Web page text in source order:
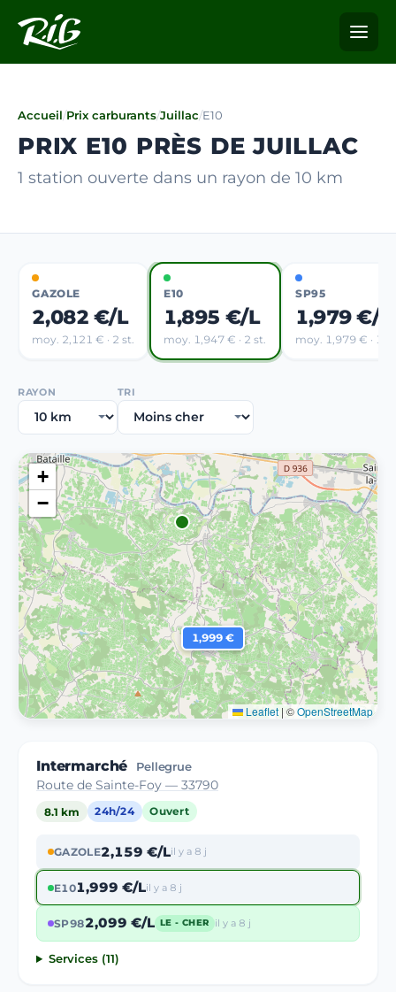
Accueil/Prix carburants/Juillac/E10
PRIX E10 PRÈS DE JUILLAC
1 station ouverte dans un rayon de 10 km
GAZOLE
2,082 €/L
moy. 2,121 € · 2 st.
E10
1,895 €/L
moy. 1,947 € · 2 st.
SP95
1,979 €/L
moy. 1,979 € · 1
RAYON TRI
1,999 €
+
−
Leaflet | ©OpenStreetMap
Intermarché Pellegrue
Route de Sainte-Foy — 33790
8.1 km 24h/24 Ouvert
GAZOLE2,159 €/Lil y a 8 j
E101,999 €/Lil y a 8 j
SP982,099 €/L LE - CHER il y a 8 j
Services (11)